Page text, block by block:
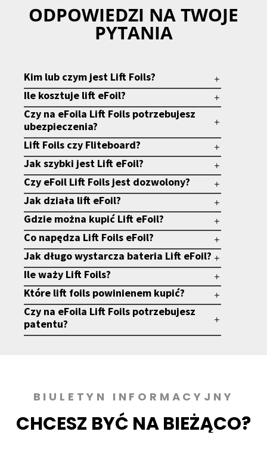
ODPOWIEDZI NA TWOJE
PYTANIA
Kim lub czym jest Lift Foils?
Ile kosztuje lift eFoil?
Czy na eFoila Lift Foils potrzebujesz
ubezpieczenia?
Lift Foils czy Fliteboard?
Jak szybki jest Lift eFoil?
Czy eFoil Lift Foils jest dozwolony?
Jak działa lift eFoil?
Gdzie można kupić Lift eFoil?
Co napędza Lift Foils eFoil?
Jak długo wystarcza bateria Lift eFoil?
Ile waży Lift Foils?
Które lift foils powinienem kupić?
Czy na eFoila Lift Foils potrzebujesz
patentu?
BIULETYN INFORMACYJNY
CHCESZ BYĆ NA BIEŻĄCO?